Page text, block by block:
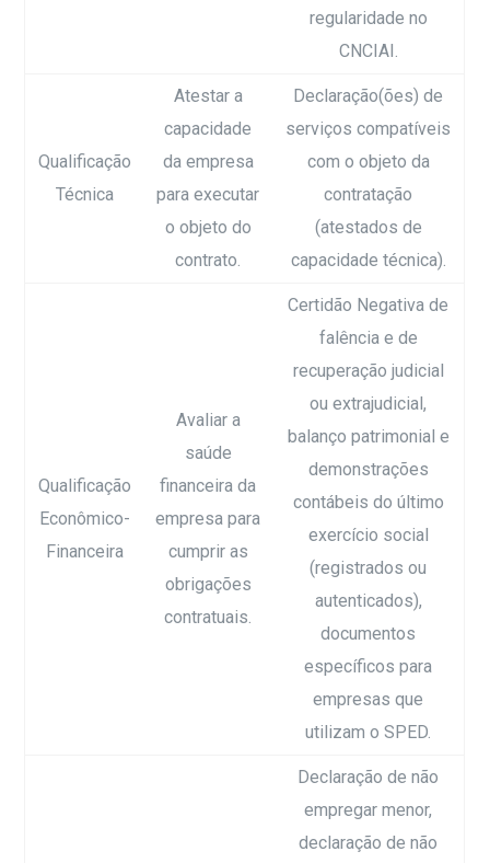
regularidade no
CNCIAI.
Qualificação
Técnica
Atestar a
capacidade
da empresa
para executar
o objeto do
contrato.
Declaração(ões) de
serviços compatíveis
com o objeto da
contratação
(atestados de
capacidade técnica).
Qualificação
Econômico-
Financeira
Avaliar a
saúde
financeira da
empresa para
cumprir as
obrigações
contratuais.
Certidão Negativa de
falência e de
recuperação judicial
ou extrajudicial,
balanço patrimonial e
demonstrações
contábeis do último
exercício social
(registrados ou
autenticados),
documentos
específicos para
empresas que
utilizam o SPED.
Declaração de não
empregar menor,
declaração de não